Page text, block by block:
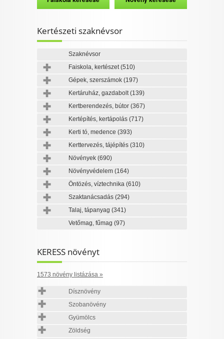
Kertészeti szaknévsor
Szaknévsor
Faiskola, kertészet(510)
Gépek, szerszámok (197)
Kertáruház, gazdabolt(139)
Kertberendezés, bútor (367)
Kertépítés, kertápolás (717)
Kerti tó, medence (393)
Kerttervezés, tájépítés (310)
Növények (690)
Növényvédelem (164)
Öntözés, víztechnika (610)
Szaktanácsadás (294)
Talaj, tápanyag (341)
Vetőmag, fűmag (97)
KERESS növényt
1573 növény listázása »
Dísznövény
Szobanövény
Gyümölcs
Zöldség